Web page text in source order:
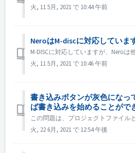
火, 11 5月, 2021 で 10:44 午前
NeroはM-discに対応していま
火, 11 5月, 2021 で 10:46 午前
書き込みボタンが灰色になっ
ば書き込みを始めることがで
火, 22 6月, 2021 で 12:54 午後